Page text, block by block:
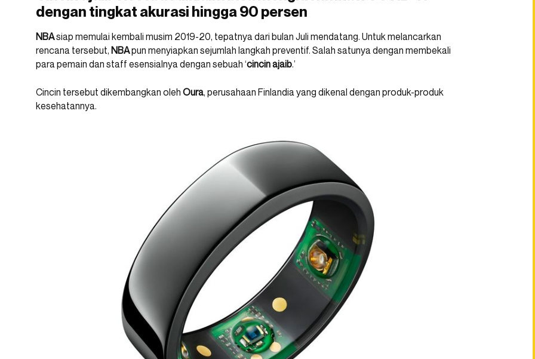
dengan tingkat akurasi hingga 90 persen
NBAsiap memulai kembali musim 2019-20, tepatnya dari bulan Juli mendatang. Untuk melancarkan
rencana tersebut, NBApun menyiapkan sejumlah langkah preventif. Salah satunya dengan membekali
para pemain dan staff esensialnya dengan sebuah ‘cincin ajaib.’
Cincin tersebut dikembangkan oleh Oura, perusahaan Finlandia yang dikenal dengan produk-produk
kesehatannya.